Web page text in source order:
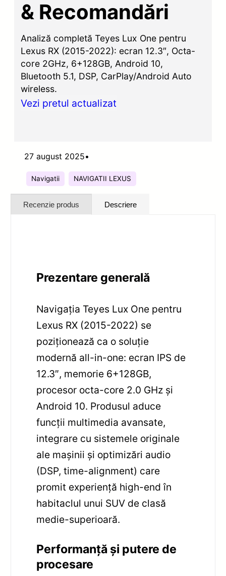
& Recomandări
Analiză completă Teyes Lux One pentru
Lexus RX (2015-2022): ecran 12.3″, Octa-
core 2GHz, 6+128GB, Android 10,
Bluetooth 5.1, DSP, CarPlay/Android Auto
wireless.
Vezi pretul actualizat
27 august 2025•
Navigatii NAVIGATII LEXUS
Recenzie produs Descriere
Prezentare generală
Navigația Teyes Lux One pentru
Lexus RX (2015-2022) se
poziționează ca o soluție
modernă all-in-one: ecran IPS de
12.3″, memorie 6+128GB,
procesor octa-core 2.0 GHz și
Android 10. Produsul aduce
funcții multimedia avansate,
integrare cu sistemele originale
ale mașinii și optimizări audio
(DSP, time-alignment) care
promit experiență high-end în
habitaclul unui SUV de clasă
medie-superioară.
Performanță și putere de
procesare